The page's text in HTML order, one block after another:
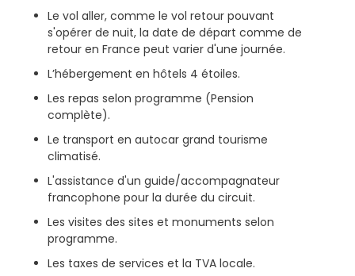
Le vol aller, comme le vol retour pouvant
s'opérer de nuit, la date de départ comme de
retour en France peut varier d'une journée.
L’hébergement en hôtels 4 étoiles.
Les repas selon programme (Pension
complète).
Le transport en autocar grand tourisme
climatisé.
L'assistance d'un guide/accompagnateur
francophone pour la durée du circuit.
Les visites des sites et monuments selon
programme.
Les taxes de services et la TVA locale.